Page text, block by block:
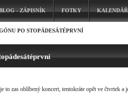
- ZÁPISNÍK FOTKY KALENDÁŘ
PO STOPÁDESÁTÉPRVNÍ
to zas oblíbený koncert, tentokráte opět ve čtvrtek a